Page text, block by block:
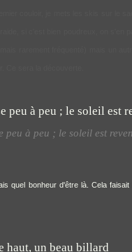
peu à peu ; le soleil est
quel bonheur d'être là. Cela